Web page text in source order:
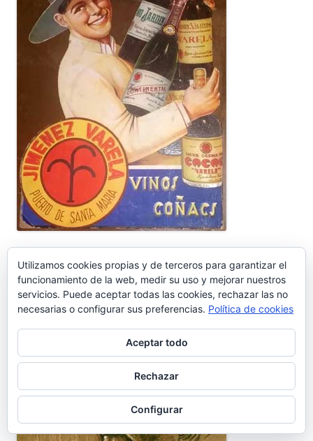
HOMENAJE A RAFAEL ALBERTI EN 1982
Utilizamos cookies propias y de terceros para garantizar el
funcionamiento de la web, medir su uso y mejorar nuestros
servicios. Puede aceptar todas las cookies, rechazar las no
necesarias o configurar sus preferencias. Política de cookies
Aceptar todo
Rechazar
Configurar